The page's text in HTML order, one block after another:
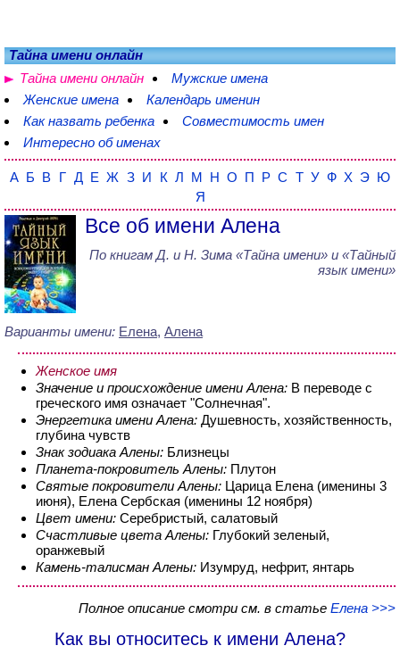
Тайна имени онлайн
Тайна имени онлайн
Мужские имена
Женские имена
Календарь именин
Как назвать ребенка
Совместимость имен
Интересно об именах
А Б В Г Д Е Ж З И К Л М Н О П Р С Т У Ф Х Э Ю
Я
Все об имени Алена
По книгам Д. и Н. Зима «Тайна имени» и «Тайный
язык имени»
Варианты имени: Елена, Алена
Женское имя
Значение и происхождение имени Алена: В переводе с
греческого имя означает "Солнечная".
Энергетика имени Алена: Душевность, хозяйственность,
глубина чувств
Знак зодиака Алены: Близнецы
Планета-покровитель Алены: Плутон
Святые покровители Алены: Царица Елена (именины 3
июня), Елена Сербская (именины 12 ноября)
Цвет имени: Серебристый, салатовый
Счастливые цвета Алены: Глубокий зеленый,
оранжевый
Камень-талисман Алены: Изумруд, нефрит, янтарь
Полное описание смотри см. в статье Елена >>>
Как вы относитесь к имени Алена?